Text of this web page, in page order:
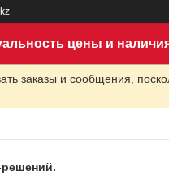
цены и
заказы и сообщения,
решений.